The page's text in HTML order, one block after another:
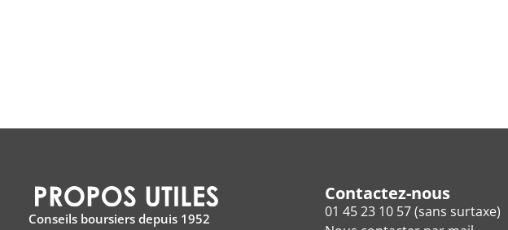
Conseils boursiers depuis 1952
Contactez-nous
01 45 23 10 57 (sans surtaxe)